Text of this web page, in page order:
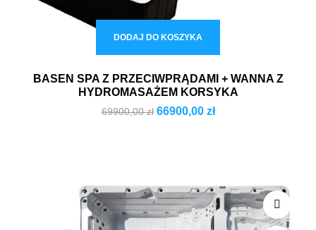
DODAJ DO KOSZYKA
BASEN SPA Z PRZECIWPRĄDAMI + WANNA Z
HYDROMASAŻEM KORSYKA
69900,00zł 66900,00 zł